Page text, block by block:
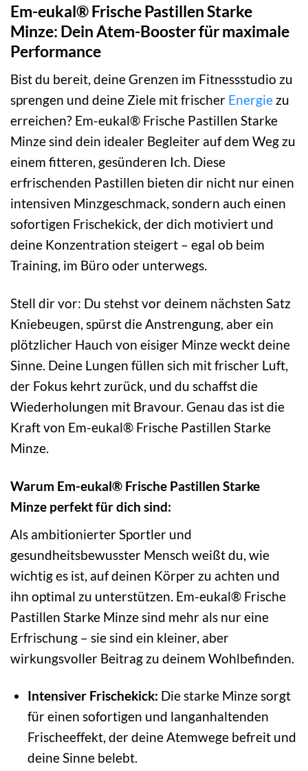
Em-eukal® Frische Pastillen Starke
Minze: Dein Atem-Booster für maximale
Performance
Bist du bereit, deine Grenzen im Fitnessstudio zu
sprengen und deine Ziele mit frischer Energie zu
erreichen? Em-eukal® Frische Pastillen Starke
Minze sind dein idealer Begleiter auf dem Weg zu
einem fitteren, gesünderen Ich. Diese
erfrischenden Pastillen bieten dir nicht nur einen
intensiven Minzgeschmack, sondern auch einen
sofortigen Frischekick, der dich motiviert und
deine Konzentration steigert – egal ob beim
Training, im Büro oder unterwegs.
Stell dir vor: Du stehst vor deinem nächsten Satz
Kniebeugen, spürst die Anstrengung, aber ein
plötzlicher Hauch von eisiger Minze weckt deine
Sinne. Deine Lungen füllen sich mit frischer Luft,
der Fokus kehrt zurück, und du schaffst die
Wiederholungen mit Bravour. Genau das ist die
Kraft von Em-eukal® Frische Pastillen Starke
Minze.
Warum Em-eukal® Frische Pastillen Starke
Minze perfekt für dich sind:
Als ambitionierter Sportler und
gesundheitsbewusster Mensch weißt du, wie
wichtig es ist, auf deinen Körper zu achten und
ihn optimal zu unterstützen. Em-eukal® Frische
Pastillen Starke Minze sind mehr als nur eine
Erfrischung – sie sind ein kleiner, aber
wirkungsvoller Beitrag zu deinem Wohlbefinden.
Intensiver Frischekick: Die starke Minze sorgt
für einen sofortigen und langanhaltenden
Frischeeffekt, der deine Atemwege befreit und
deine Sinne belebt.